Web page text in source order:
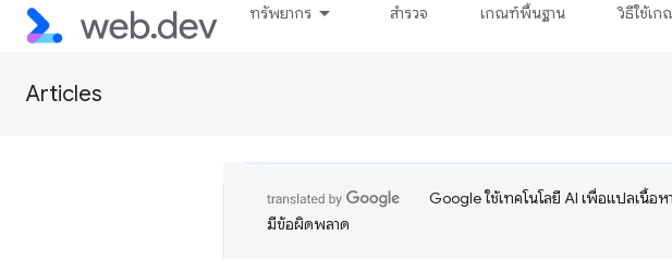
ทรัพยากร สำรวจ เกณฑ์พื้นฐาน วิธีใช้เ
Articles
Google ใช้เทคโนโลยี AI เพื่อแปลเนื้อ
มีข้อผิดพลาด